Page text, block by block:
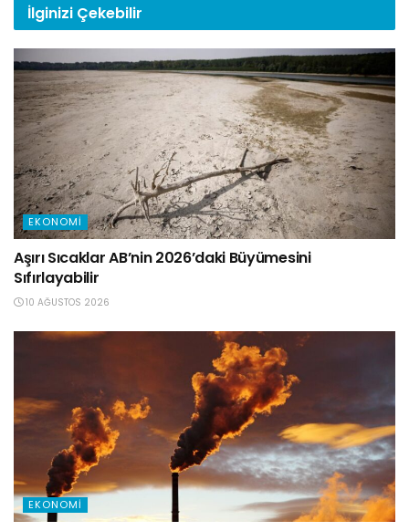
İlginizi Çekebilir
EKONOMI
Aşırı Sıcaklar AB’nin 2026’daki Büyümesini
Sıfırlayabilir
10 AĞUSTOS 2026
EKONOMI